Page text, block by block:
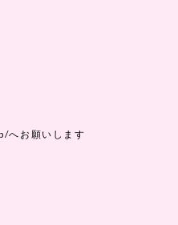
お願いします